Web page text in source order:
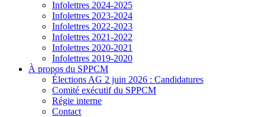
Infolettres 2024-2025
Infolettres 2023-2024
Infolettres 2022-2023
Infolettres 2021-2022
Infolettres 2020-2021
Infolettres 2019-2020
À propos du SPPCM
Élections AG 2 juin 2026 : Candidatures
Comité exécutif du SPPCM
Régie interne
Contact